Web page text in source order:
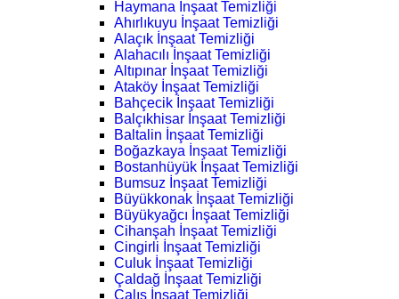
Haymana İnşaat Temizliği
Ahırlıkuyu İnşaat Temizliği
Alaçık İnşaat Temizliği
Alahacılı İnşaat Temizliği
Altıpınar İnşaat Temizliği
Ataköy İnşaat Temizliği
Bahçecik İnşaat Temizliği
Balçıkhisar İnşaat Temizliği
Baltalin İnşaat Temizliği
Boğazkaya İnşaat Temizliği
Bostanhüyük İnşaat Temizliği
Bumsuz İnşaat Temizliği
Büyükkonak İnşaat Temizliği
Büyükyağcı İnşaat Temizliği
Cihanşah İnşaat Temizliği
Cingirli İnşaat Temizliği
Culuk İnşaat Temizliği
Çaldağ İnşaat Temizliği
Çalış İnşaat Temizliği